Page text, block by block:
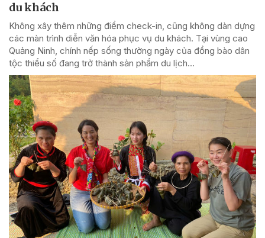
du khách
Không xây thêm những điểm check-in, cũng không dàn dựng
các màn trình diễn văn hóa phục vụ du khách. Tại vùng cao
Quảng Ninh, chính nếp sống thường ngày của đồng bào dân
tộc thiểu số đang trở thành sản phẩm du lịch...